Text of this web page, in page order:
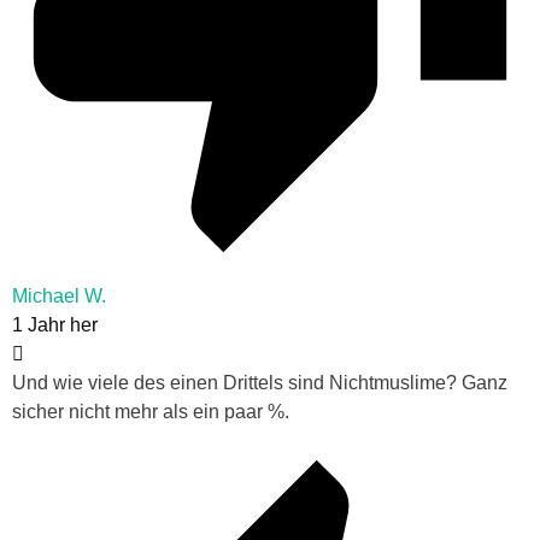
Michael W.
1 Jahr her
Und wie viele des einen Drittels sind Nichtmuslime? Ganz
sicher nicht mehr als ein paar %.